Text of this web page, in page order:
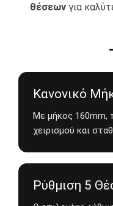
θέσεων για
Κανονικό
Με μήκος 160mm,
χειρισμού και
Ρύθμιση 5